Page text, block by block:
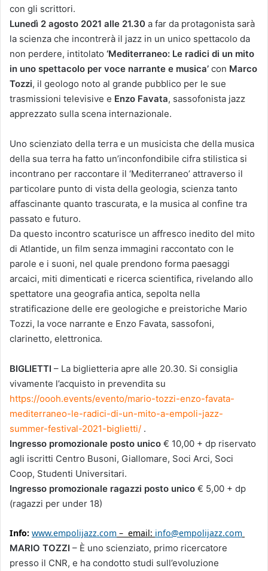
con gli scrittori.
Lunedì 2 agosto 2021 alle 21.30 a far da protagonista sarà
la scienza che incontrerà il jazz in un unico spettacolo da
non perdere, intitolato ‘Mediterraneo: Le radici di un mito
in uno spettacolo per voce narrante e musica’ con Marco
Tozzi, il geologo noto al grande pubblico per le sue
trasmissioni televisive e Enzo Favata, sassofonista jazz
apprezzato sulla scena internazionale.
Uno scienziato della terra e un musicista che della musica
della sua terra ha fatto un’inconfondibile cifra stilistica si
incontrano per raccontare il ‘Mediterraneo’ attraverso il
particolare punto di vista della geologia, scienza tanto
affascinante quanto trascurata, e la musica al confine tra
passato e futuro.
Da questo incontro scaturisce un affresco inedito del mito
di Atlantide, un film senza immagini raccontato con le
parole e i suoni, nel quale prendono forma paesaggi
arcaici, miti dimenticati e ricerca scientifica, rivelando allo
spettatore una geografia antica, sepolta nella
stratificazione delle ere geologiche e preistoriche Mario
Tozzi, la voce narrante e Enzo Favata, sassofoni,
clarinetto, elettronica.
BIGLIETTI – La biglietteria apre alle 20.30. Si consiglia
vivamente l’acquisto in prevendita su
https://oooh.events/evento/mario-tozzi-enzo-favata-
mediterraneo-le-radici-di-un-mito-a-empoli-jazz-
summer-festival-2021-biglietti/ .
Ingresso promozionale posto unico € 10,00 + dp riservato
agli iscritti Centro Busoni, Giallomare, Soci Arci, Soci
Coop, Studenti Universitari.
Ingresso promozionale ragazzi posto unico € 5,00 + dp
(ragazzi per under 18)
Info: www.empolijazz.com – email: info@empolijazz.com
MARIO TOZZI – È uno scienziato, primo ricercatore
presso il CNR, e ha condotto studi sull’evoluzione